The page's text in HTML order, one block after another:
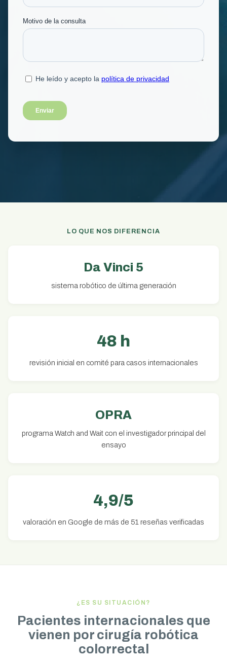
LO QUE NOS DIFERENCIA
Da Vinci 5
sistema robótico de última generación
48 h
revisión inicial en comité para casos internacionales
OPRA
programa Watch and Wait con el investigador principal del
ensayo
4,9/5
valoración en Google de más de 51 reseñas verificadas
¿ES SU SITUACIÓN?
Pacientes internacionales que
vienen por cirugía robótica
colorrectal